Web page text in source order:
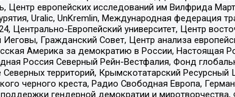
Центр европейских исследований им Вилфрида
Uralic, UnKremlin, Международная федерация
Центрально-Европейский университет, Центр
Иеговы, Гражданский Совет, Центр анализа
Америка за демократию в России, Настоящая
Россия Северный Рейн-Вестфалия, Фонд
территорий, Крымскотатарский
черного креста, Радио Свободная Европа,
гендерной демократии и